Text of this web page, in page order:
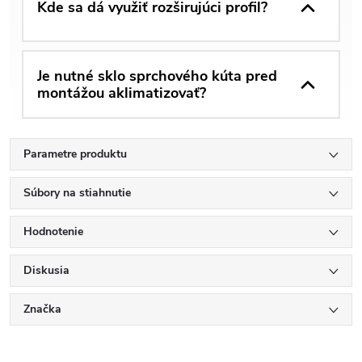
Kde sa dá využiť rozširujúci profil?
Je nutné sklo sprchového kúta pred
montážou aklimatizovať?
Parametre produktu
Súbory na stiahnutie
Hodnotenie
Diskusia
Značka